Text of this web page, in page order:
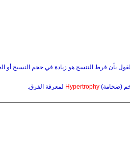
بأن فرط التنسج هو زيادة في حجم النسيج أو
(ضخامة)Hypertrophy لمعرفة الفرق.